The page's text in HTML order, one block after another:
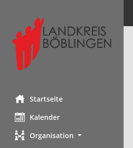
Startseite
Kalender
Organisation